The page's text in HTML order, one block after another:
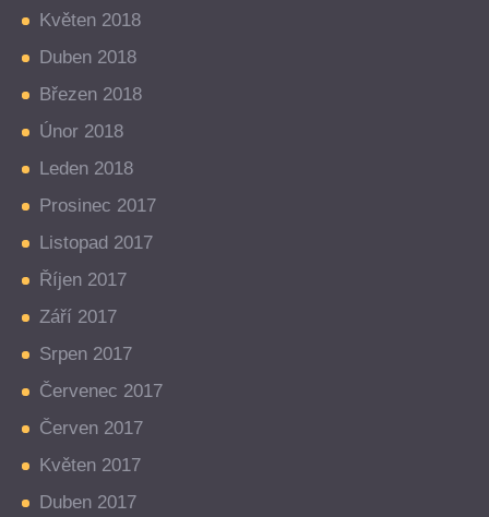
Květen 2018
Duben 2018
Březen 2018
Únor 2018
Leden 2018
Prosinec 2017
Listopad 2017
Říjen 2017
Září 2017
Srpen 2017
Červenec 2017
Červen 2017
Květen 2017
Duben 2017